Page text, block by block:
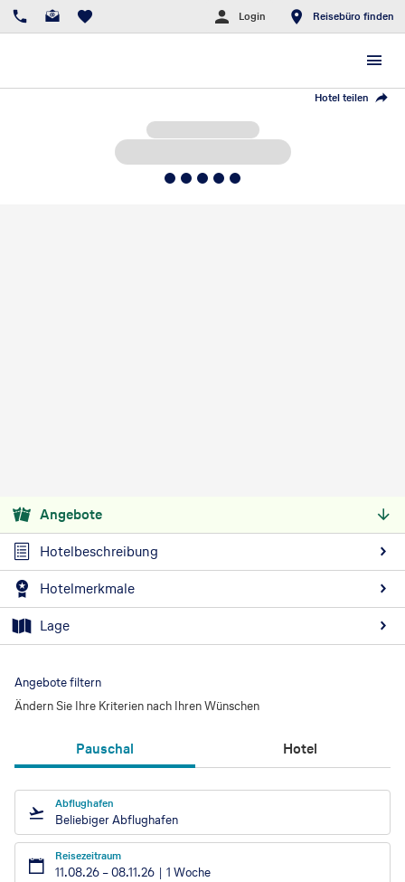
Login Reisebüro finden
Hotel teilen
5
Angebote
Hotelbeschreibung
Hotelmerkmale
Lage
Angebote filtern
Ändern Sie Ihre Kriterien nach Ihren Wünschen
Pauschal Hotel
Abflughafen
Beliebiger Abflughafen
Reisezeitraum
11.08.26 –08.11.26 1 Woche